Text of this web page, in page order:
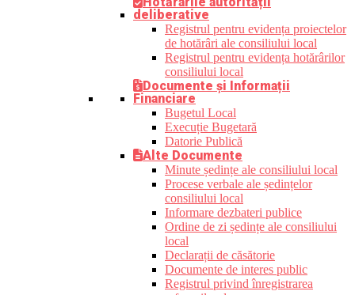
deliberative
Registrul pentru evidența proiectelor
de hotărâri ale consiliului local
Registrul pentru evidența hotărârilor
consiliului local
Documente și Informații
Financiare
Bugetul Local
Execuție Bugetară
Datorie Publică
Alte Documente
Minute ședințe ale consiliului local
Procese verbale ale ședințelor
consiliului local
Informare dezbateri publice
Ordine de zi ședințe ale consiliului
local
Declarații de căsătorie
Documente de interes public
Registrul privind înregistrarea